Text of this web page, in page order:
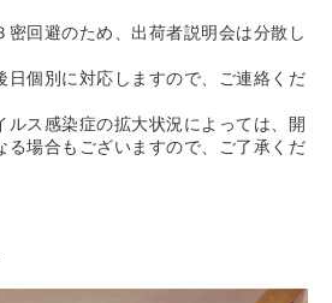
密回避のため、出荷者説明会は分散し
日個別に対応しますので、ご連絡くだ
ス感染症の拡大状況によっては、開
る場合もございますので、ご了承くだ